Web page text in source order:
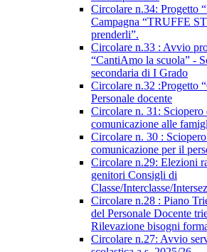
Circolare n.34: Progetto
Campagna “TRUFFE
prenderli”.
Circolare n.33 : Avvio
“CantiAmo la scuola” -
secondaria di I Grado
Circolare n.32 :Progetto
Personale docente
Circolare n. 31: Sciopero
comunicazione alle
Circolare n. 30 :
comunicazione per il
Circolare n.29: Elezioni
genitori Consigli di
Classe/Interclasse/
Circolare n.28 : Piano
del Personale Docente
Rilevazione bisogni
Circolare n.27: Avvio